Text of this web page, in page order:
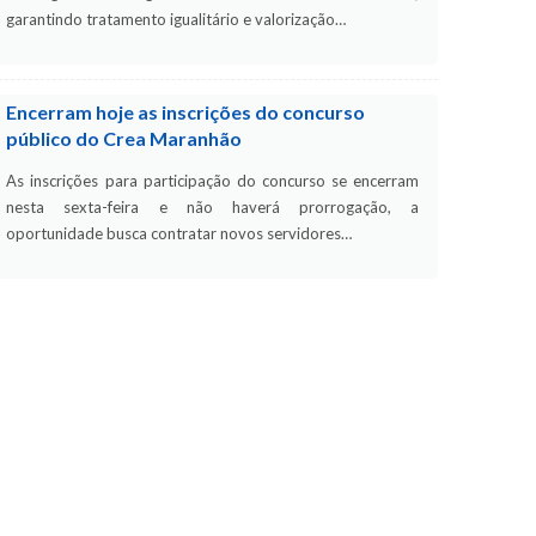
garantindo tratamento igualitário e valorização…
Encerram hoje as inscrições do concurso
público do Crea Maranhão
As inscrições para participação do concurso se encerram
nesta sexta-feira e não haverá prorrogação, a
oportunidade busca contratar novos servidores…